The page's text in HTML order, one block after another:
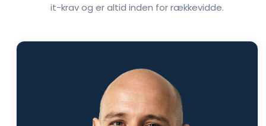
it-krav og er altid inden for rækkevidde.